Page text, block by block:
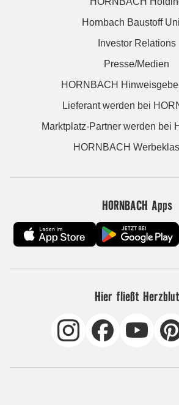
Hornbach Baustoff
Investor Relations
Presse/Medien
HORNBACH
Lieferant werden bei
Marktplatz-Partner werden bei
HORNBACH
HORNBACH Apps
Hier fließt Herzblut